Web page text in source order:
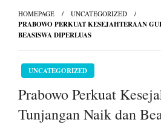
HOMEPAGE UNCATEGORIZED
PRABOWO PERKUAT KESEJAHTERAAN
BEASISWA DIPERLUAS
UNCATEGORIZED
Prabowo Perkuat
Tunjangan Naik dan